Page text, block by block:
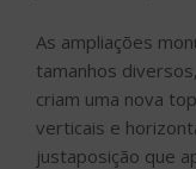
As ampliações
tamanhos
criam uma nova
verticais e
justaposição que